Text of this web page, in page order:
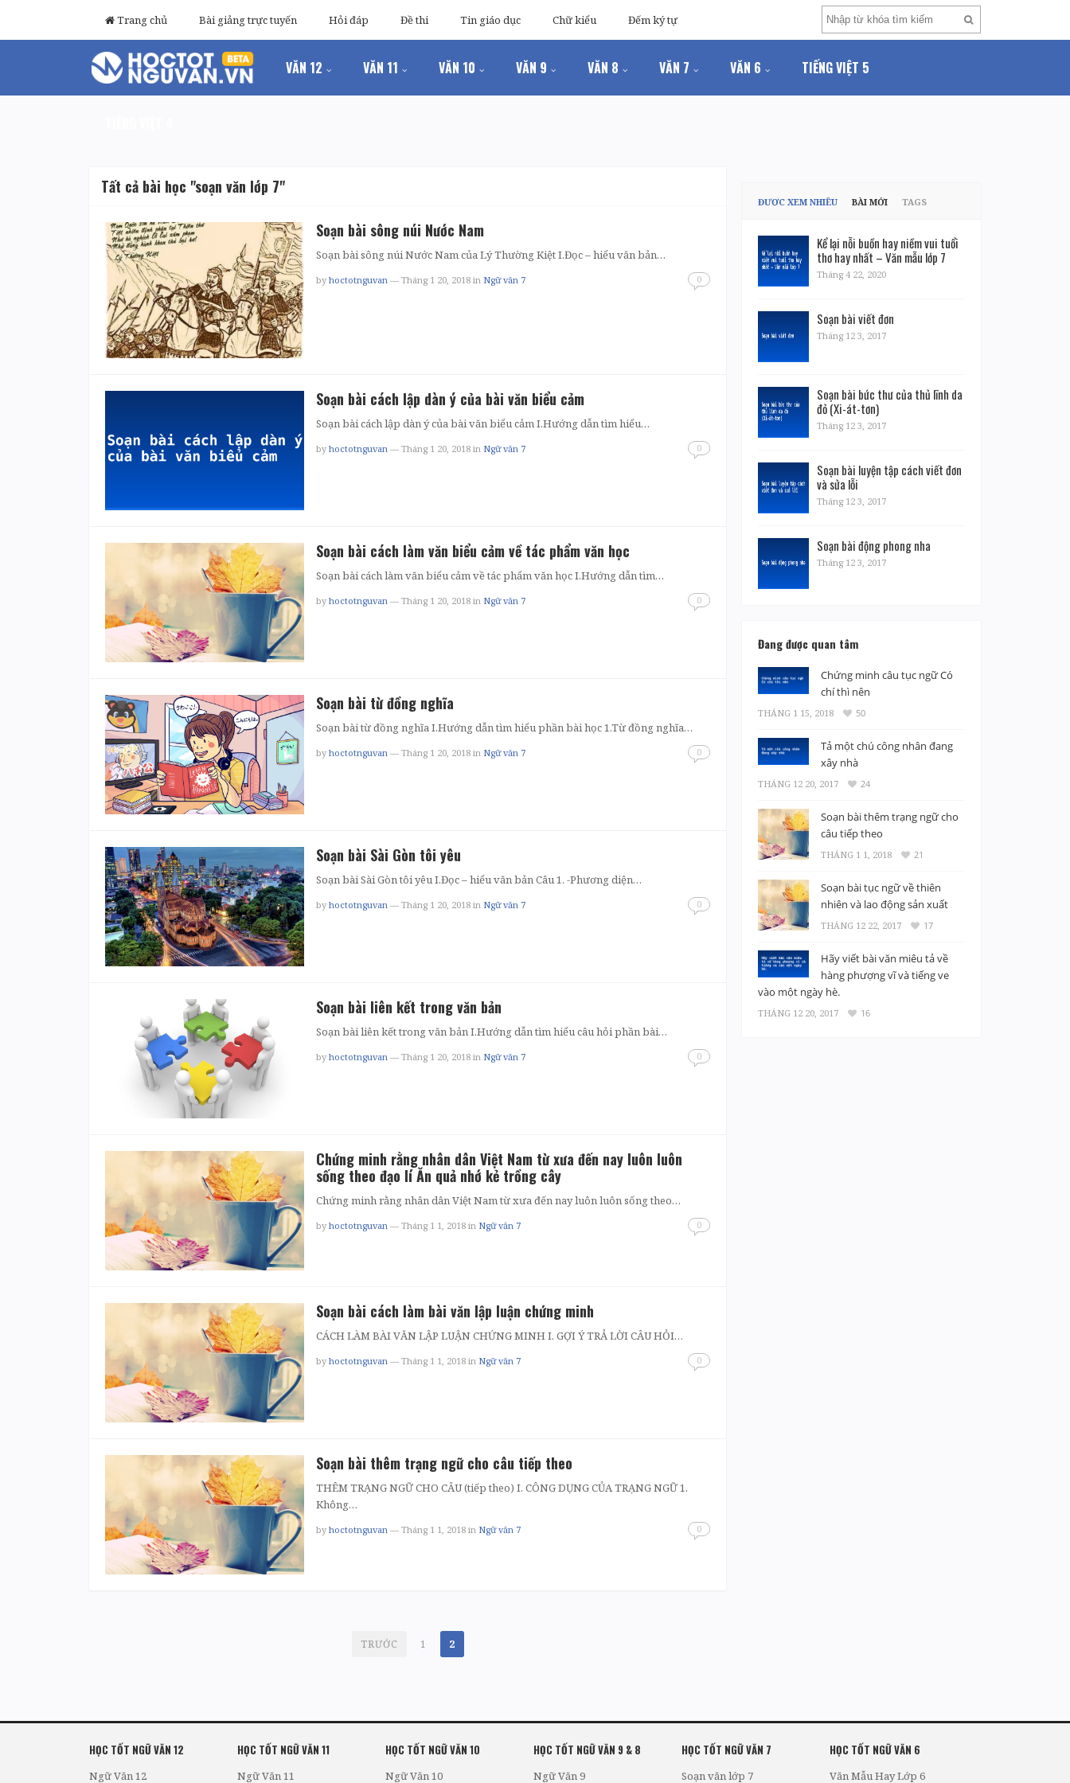
Trang chủ Bài giảng trực tuyến Hỏi đáp Đề thi Tin giáo dục Chữ kiểu Đếm ký tự
VĂN 12 VĂN 11 VĂN 10 VĂN 9 VĂN 8 VĂN 7 VĂN 6 TIẾNG VIỆT 5
Tất cả bài học "soạn văn lớp 7"
Soạn bài sông núi Nước Nam
Soạn bài sông núi Nước Nam của Lý Thường Kiệt I.Đọc – hiểu văn bản…
by hoctotnguvan — Tháng 1 20, 2018 in Ngữ văn 7 0
Soạn bài cách lập dàn ý của bài văn biểu cảm
Soạn bài cách lập dàn ý của bài văn biểu cảm I.Hướng dẫn tìm hiểu…
by hoctotnguvan — Tháng 1 20, 2018 in Ngữ văn 7 0
Soạn bài cách làm văn biểu cảm về tác phẩm văn học
Soạn bài cách làm văn biểu cảm về tác phẩm văn học I.Hướng dẫn tìm…
by hoctotnguvan — Tháng 1 20, 2018 in Ngữ văn 7 0
Soạn bài từ đồng nghĩa
Soạn bài từ đồng nghĩa I.Hướng dẫn tìm hiểu phần bài học 1.Từ đồng nghĩa…
by hoctotnguvan — Tháng 1 20, 2018 in Ngữ văn 7 0
Soạn bài Sài Gòn tôi yêu
Soạn bài Sài Gòn tôi yêu I.Đọc – hiểu văn bản Câu 1. -Phương diện…
by hoctotnguvan — Tháng 1 20, 2018 in Ngữ văn 7 0
Soạn bài liên kết trong văn bản
Soạn bài liên kết trong văn bản I.Hướng dẫn tìm hiểu câu hỏi phần bài…
by hoctotnguvan — Tháng 1 20, 2018 in Ngữ văn 7 0
Chứng minh rằng nhân dân Việt Nam từ xưa đến nay luôn luôn
sống theo đạo lí Ăn quả nhớ kẻ trồng cây
Chứng minh rằng nhân dân Việt Nam từ xưa đến nay luôn luôn sống theo…
by hoctotnguvan — Tháng 1 1, 2018 in Ngữ văn 7 0
Soạn bài cách làm bài văn lập luận chứng minh
CÁCH LÀM BÀI VĂN LẬP LUẬN CHỨNG MINH I. GỢI Ý TRẢ LỜI CÂU HỎI…
by hoctotnguvan — Tháng 1 1, 2018 in Ngữ văn 7 0
Soạn bài thêm trạng ngữ cho câu tiếp theo
THÊM TRẠNG NGỮ CHO CÂU (tiếp theo) I. CÔNG DỤNG CỦA TRẠNG NGỮ 1.
Không…
by hoctotnguvan — Tháng 1 1, 2018 in Ngữ văn 7 0
VIẾT
TRƯỚC 1 2
ĐƯỢC XEM NHIỀU BÀI MỚI TAGS
Kể lại nỗi buồn hay niềm vui tuổi
thơ hay nhất – Văn mẫu lớp 7
Tháng 4 22, 2020
Soạn bài viết đơn
Tháng 12 3, 2017
Soạn bài bức thư của thủ lĩnh da
đỏ (Xi-át-tơn)
Tháng 12 3, 2017
Soạn bài luyện tập cách viết đơn
và sửa lỗi
Tháng 12 3, 2017
Soạn bài động phong nha
Tháng 12 3, 2017
Đang được quan tâm
Chứng minh câu tục ngữ Có
chí thì nên
THÁNG 1 15, 2018 50
Tả một chú công nhân đang
xây nhà
THÁNG 12 20, 2017 24
Soạn bài thêm trạng ngữ cho
câu tiếp theo
THÁNG 1 1, 2018 21
Soạn bài tục ngữ về thiên
nhiên và lao động sản xuất
THÁNG 12 22, 2017 17
Hãy viết bài văn miêu tả về
hàng phượng vĩ và tiếng ve
vào một ngày hè.
THÁNG 12 20, 2017 16
HỌC TỐT NGỮ VĂN 12
Ngữ Văn 12
HỌC TỐT NGỮ VĂN 11
Ngữ Văn 11
HỌC TỐT NGỮ VĂN 10
Ngữ Văn 10
HỌC TỐT NGỮ VĂN 9 & 8
Ngữ Văn 9
HỌC TỐT NGỮ VĂN 7
Soạn văn lớp 7
HỌC TỐT NGỮ VĂN 6
Văn Mẫu Hay Lớp 6